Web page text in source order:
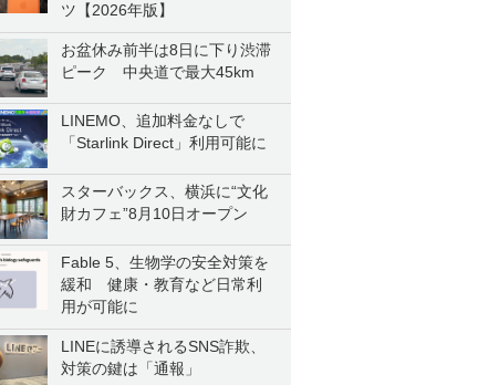
ツ【2026年版】
お盆休み前半は8日に下り渋滞
ピーク 中央道で最大45km
LINEMO、追加料金なしで
「Starlink Direct」利用可能に
スターバックス、横浜に“文化
財カフェ”8月10日オープン
Fable 5、生物学の安全対策を
緩和 健康・教育など日常利
用が可能に
LINEに誘導されるSNS詐欺、
対策の鍵は「通報」